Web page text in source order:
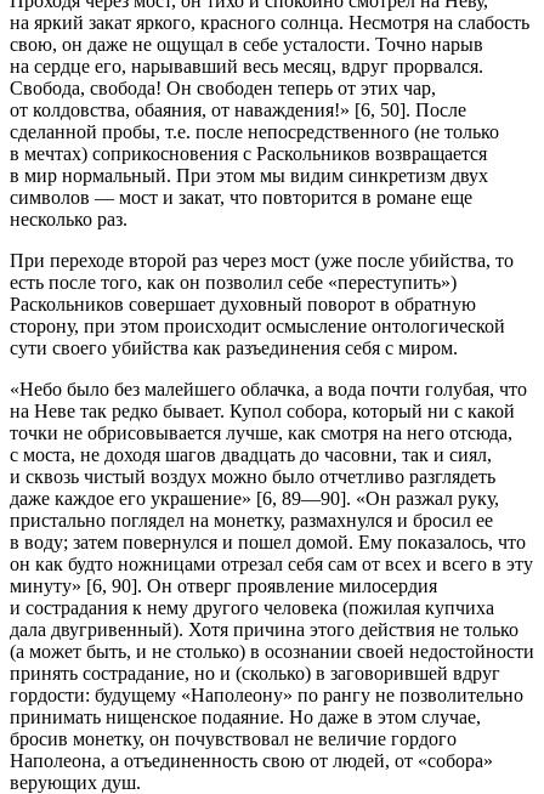
на яркий закат яркого, красного солнца. Несмотря на слабость
свою, он даже не ощущал в себе усталости. Точно нарыв
на сердце его, нарывавший весь месяц, вдруг прорвался.
Свобода, свобода! Он свободен теперь от этих чар,
от колдовства, обаяния, от наваждения!» [6, 50]. После
сделанной пробы, т.е. после непосредственного (не только
в мечтах) соприкосновения с Раскольников возвращается
в мир нормальный. При этом мы видим синкретизм двух
символов — мост и закат, что повторится в романе еще
несколько раз.
При переходе второй раз через мост (уже после убийства, то
есть после того, как он позволил себе «переступить»)
Раскольников совершает духовный поворот в обратную
сторону, при этом происходит осмысление онтологической
сути своего убийства как разъединения себя с миром.
«Небо было без малейшего облачка, а вода почти голубая, что
на Неве так редко бывает. Купол собора, который ни с какой
точки не обрисовывается лучше, как смотря на него отсюда,
с моста, не доходя шагов двадцать до часовни, так и сиял,
и сквозь чистый воздух можно было отчетливо разглядеть
даже каждое его украшение» [6, 89—90]. «Он разжал руку,
пристально поглядел на монетку, размахнулся и бросил ее
в воду; затем повернулся и пошел домой. Ему показалось, что
он как будто ножницами отрезал себя сам от всех и всего в эту
минуту» [6, 90]. Он отверг проявление милосердия
и сострадания к нему другого человека (пожилая купчиха
дала двугривенный). Хотя причина этого действия не только
(а может быть, и не столько) в осознании своей недостойности
принять сострадание, но и (сколько) в заговорившей вдруг
гордости: будущему «Наполеону» по рангу не позволительно
принимать нищенское подаяние. Но даже в этом случае,
бросив монетку, он почувствовал не величие гордого
Наполеона, а отъединенность свою от людей, от «собора»
верующих душ.